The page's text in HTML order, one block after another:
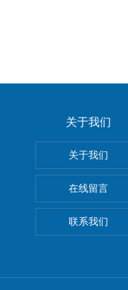
关于我们
关于我们
在线留言
联系我们